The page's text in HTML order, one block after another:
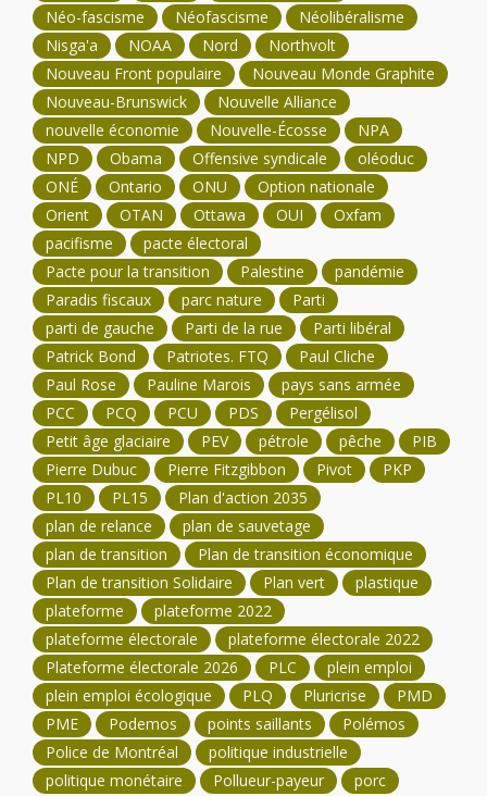
Néo-fascisme
Néofascisme
Néolibéralisme
Nisga'a
NOAA Nord
Northvolt
Nouveau Front populaire
Nouveau Monde Graphite
Nouveau-Brunswick
Nouvelle Alliance
nouvelle économie
Nouvelle-Écosse
NPA
NPD
Obama Offensive syndicale
oléoduc
ONÉ
Ontario ONU
Option nationale
Orient
OTAN Ottawa OUI
Oxfam
pacifisme
pacte électoral
Pacte pour la transition
Palestine
pandémie
Paradis fiscaux
parc nature
Parti
parti de gauche
Parti de la rue
Parti libéral
Patrick Bond
Patriotes. FTQ
Paul Cliche
Paul Rose
Pauline Marois
pays sans armée
PCC
PCQ PCU PDS
Pergélisol
Petit âge glaciaire
PEV pétrole pêche
PIB
Pierre Dubuc
Pierre Fitzgibbon Pivot
PKP
PL10
PL15
Plan d'action 2035
plan de relance
plan de sauvetage
plan de transition
Plan de transition économique
Plan de transition Solidaire
Plan vert
plastique
plateforme
plateforme 2022
plateforme électorale
plateforme électorale 2022
Plateforme électorale 2026
PLC
plein emploi
plein emploi écologique
PLQ Pluricrise
PMD
PME
Podemos points saillants
Polémos
Police de Montréal
politique industrielle
politique monétaire
Pollueur-payeur
porc